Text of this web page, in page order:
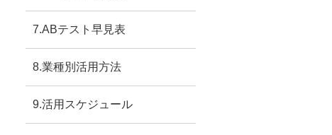
7.ABテスト早見表
8.業種別活用方法
9.活用スケジュール